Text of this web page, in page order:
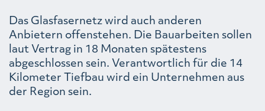
Das Glasfasernetz wird auch anderen
Anbietern offenstehen. Die Bauarbeiten sollen
laut Vertrag in 18 Monaten spätestens
abgeschlossen sein. Verantwortlich für die 14
Kilometer Tiefbau wird ein Unternehmen aus
der Region sein.